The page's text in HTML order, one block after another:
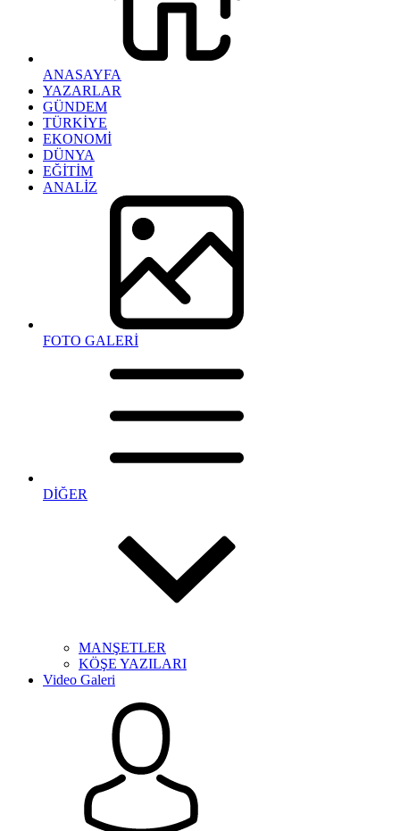
ANASAYFA
YAZARLAR
GÜNDEM
TÜRKİYE
EKONOMİ
DÜNYA
EĞİTİM
ANALİZ
FOTO GALERİ
DİĞER
MANŞETLER
KÖŞE YAZILARI
Video Galeri